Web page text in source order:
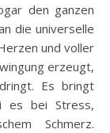
den ganzen
die universelle
und voller
erzeugt,
Es bringt
es bei Stress,
Schmerz.